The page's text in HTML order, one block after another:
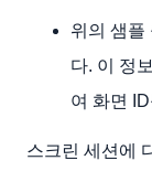
위의 샘플
다. 이 정
여 화면
스크린 세션에